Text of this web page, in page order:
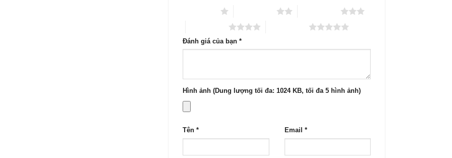
Đánh giá của bạn*
Hình ảnh (Dung lượng tối đa: 1024 KB, tối đa 5 hình ảnh)
Tên* Email *